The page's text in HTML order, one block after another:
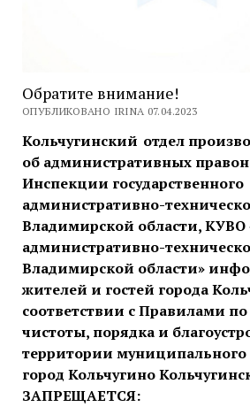
Обратите внимание!
ОПУБЛИКОВАНО IRINA 07.04.2023
Кольчугинский отдел
об административных
Инспекции государственного
административно-
Владимирской области, КУВО
административно-
Владимирской области»
жителей и гостей города
соответствии с Правилами
чистоты, порядка и
территории муниципального
город Кольчугино
ЗАПРЕЩАЕТСЯ: